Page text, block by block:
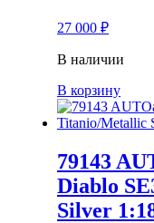
27 000 ₽
В наличии
В корзину
79143
Diablo
Silver